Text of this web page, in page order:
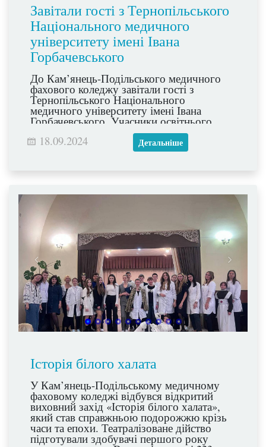
Завітали гості з Тернопільського
Національного медичного
університету імені Івана
Горбачевського
До Кам’янець-Подільського медичного
фахового коледжу завітали гості з
Тернопільського Національного
медичного університету імені Івана
Горбачевського. Учасники освітнього
процесу Коледжу отримали відповіді на
запитання стосовно умов вступу до вишу
та були запрошені на благодійний
18.09.2024 Детальніше
Історія білого халата
У Кам’янець-Подільському медичному
фаховому коледжі відбувся відкритий
виховний захід «Історія білого халата»,
який став справжньою подорожжю крізь
часи та епохи. Театралізоване дійство
підготували здобувачі першого року